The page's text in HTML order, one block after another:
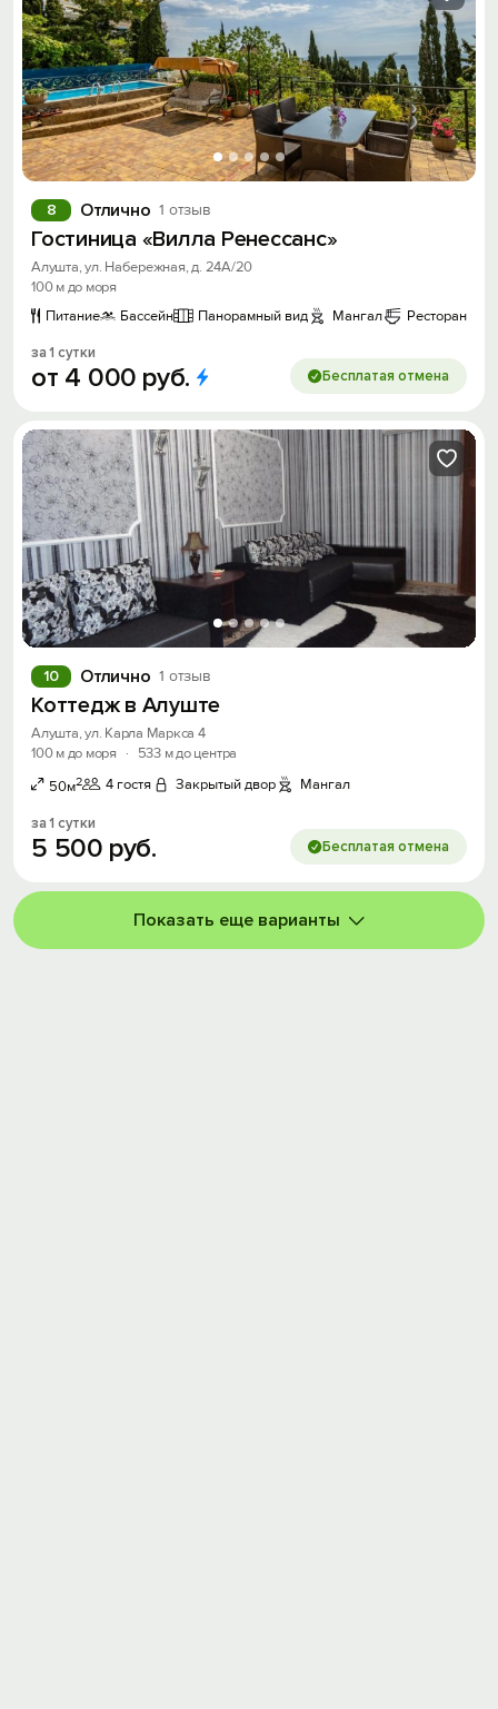
Отлично 1 отзыв
8
Гостиница «Вилла Ренессанс»
Алушта, ул. Набережная, д. 24А/20
100 м до моря
Питание
Бассейн Панорамный вид Мангал Ресторан
за 1 сутки
от 4 000 руб. Бесплатая отмена
Отлично 1 отзыв
10
Коттедж в Алуште
Алушта, ул. Карла Маркса 4
100 м до моря
·
533 м до центра
50м2 4 гостя Закрытый двор Мангал
за 1 сутки
5 500 руб. Бесплатая отмена
Показать еще варианты